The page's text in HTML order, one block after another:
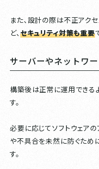
また、設計の際は不正アク
ど、セキュリティ対策も重要
サーバーやネットワ
構築後は正常に運用できる
す。
必要に応じてソフトウェア
や不具合を未然に防ぐため
す。